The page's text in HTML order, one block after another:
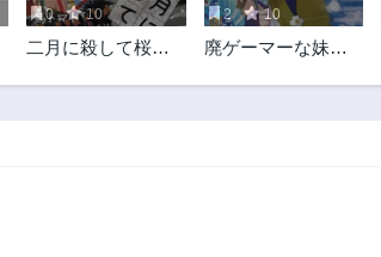
第21話
2年前
第20話
2年前
第16話 第15話
0 10
二月に殺して桜に
2 10
廃ゲーマーな妹と